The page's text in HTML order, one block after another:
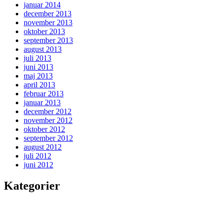
januar 2014
december 2013
november 2013
oktober 2013
september 2013
august 2013
juli 2013
juni 2013
maj 2013
april 2013
februar 2013
januar 2013
december 2012
november 2012
oktober 2012
september 2012
august 2012
juli 2012
juni 2012
Kategorier